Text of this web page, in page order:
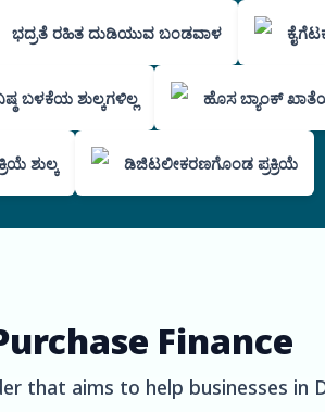
ಭದ್ರತೆ ರಹಿತ ದುಡಿಯುವ ಬಂಡವಾಳ
ಬಳಕೆಯ ಶುಲ್ಕಗಳಿಲ್ಲ ಹೊಸ ಬ್ಯಾಂಕ್
ಶುಲ್ಕ ಡಿಜಿಟಲೀಕರಣಗೊಂಡ ಪ್ರಕ್ರಿಯೆ
Finance
that aims to help businesses in